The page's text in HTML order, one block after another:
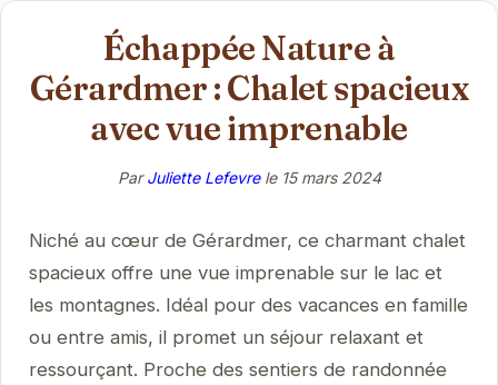
Échappée Nature à
Gérardmer : Chalet spacieux
avec vue imprenable
ParJuliette Lefevrele 15 mars 2024
Niché au cœur de Gérardmer, ce charmant chalet
spacieux offre une vue imprenable sur le lac et
les montagnes. Idéal pour des vacances en famille
ou entre amis, il promet un séjour relaxant et
ressourçant. Proche des sentiers de randonnée